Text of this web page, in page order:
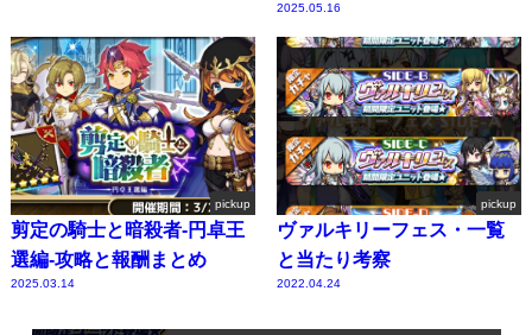
2025.05.16
pickup
剪定の騎士と暗殺者-円卓王
選編-攻略と報酬まとめ
2025.03.14
pickup
ヴァルキリーフェス・一覧
と当たり考察
2022.04.24